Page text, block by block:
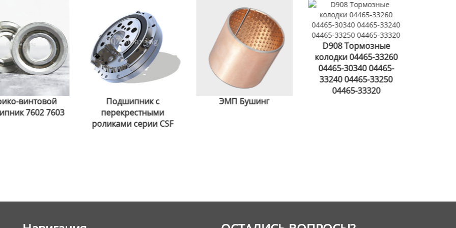
7603
Подшипник с
перекрестными
роликами серии CSF
ЭМП Бушинг
D908 Тормозные
колодки 04465-33260
04465-30340 04465-
33240 04465-33250
04465-33320